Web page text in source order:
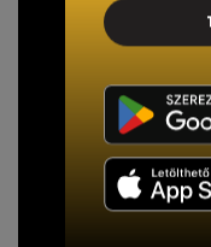
TISZTELT
Fizetésnél kérje
adatainak